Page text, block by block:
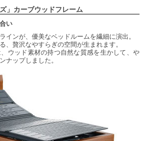
」カーブウッドフレーム
い
インが、優美なベッドルームを繊細に演出。
、贅沢なやすらぎの空間が生まれます。
ウッド素材の持つ自然な質感を生かして、や
ナップしました。